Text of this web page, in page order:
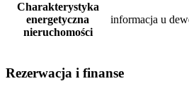
Charakterystyka
energetyczna
nieruchomości
informacja u
Rezerwacja i finanse